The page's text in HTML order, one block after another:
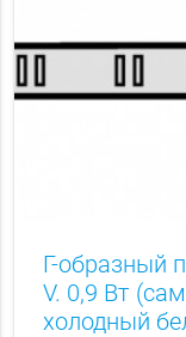
Г-образный
V. 0,9 Вт
холодный